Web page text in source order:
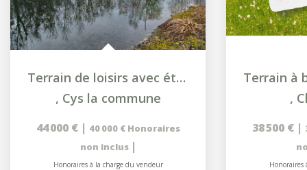
Terrain de loisirs avec étang calme et verdoyant.
, Cys la commune
44 000 € | 40 000 € Honoraires
non inclus |
Honoraires à la charge du vendeur
,
38 500 € |
Honoraires